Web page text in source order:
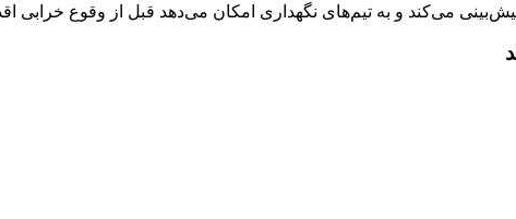
می‌کند و به تیم‌های نگهداری امکان می‌دهد قبل از وقوع خرابی